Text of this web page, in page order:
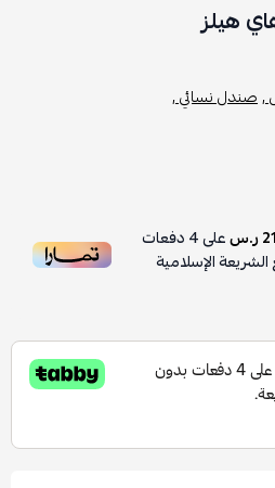
هيلز
,صندل نسائي ,
على4دفعات
الإسلامية